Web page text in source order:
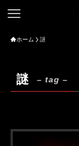
ホーム 謎
謎 – tag –